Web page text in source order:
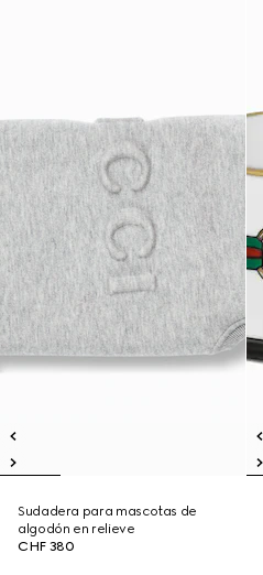
Sudadera para mascotas de
algodón en relieve
CHF 380